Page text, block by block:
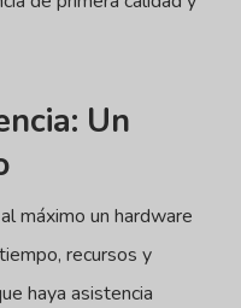
Un
máximo un hardware
recursos y
haya asistencia